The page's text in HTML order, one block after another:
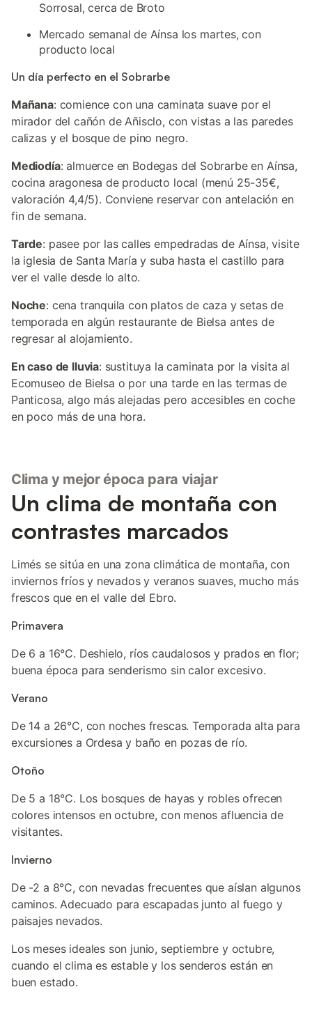
Sorrosal, cerca de Broto
Mercado semanal de Aínsa los martes, con
producto local
Un día perfecto en el Sobrarbe
Mañana: comience con una caminata suave por el
mirador del cañón de Añisclo, con vistas a las paredes
calizas y el bosque de pino negro.
Mediodía: almuerce en Bodegas del Sobrarbe en Aínsa,
cocina aragonesa de producto local (menú 25-35€,
valoración 4,4/5). Conviene reservar con antelación en
fin de semana.
Tarde: pasee por las calles empedradas de Aínsa, visite
la iglesia de Santa María y suba hasta el castillo para
ver el valle desde lo alto.
Noche: cena tranquila con platos de caza y setas de
temporada en algún restaurante de Bielsa antes de
regresar al alojamiento.
En caso de lluvia: sustituya la caminata por la visita al
Ecomuseo de Bielsa o por una tarde en las termas de
Panticosa, algo más alejadas pero accesibles en coche
en poco más de una hora.
Clima y mejor época para viajar
Un clima de montaña con
contrastes marcados
Limés se sitúa en una zona climática de montaña, con
inviernos fríos y nevados y veranos suaves, mucho más
frescos que en el valle del Ebro.
Primavera
De 6 a 16°C. Deshielo, ríos caudalosos y prados en flor;
buena época para senderismo sin calor excesivo.
Verano
De 14 a 26°C, con noches frescas. Temporada alta para
excursiones a Ordesa y baño en pozas de río.
Otoño
De 5 a 18°C. Los bosques de hayas y robles ofrecen
colores intensos en octubre, con menos afluencia de
visitantes.
Invierno
De -2 a 8°C, con nevadas frecuentes que aíslan algunos
caminos. Adecuado para escapadas junto al fuego y
paisajes nevados.
Los meses ideales son junio, septiembre y octubre,
cuando el clima es estable y los senderos están en
buen estado.